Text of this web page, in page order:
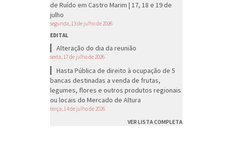
de Ruído em Castro Marim | 17, 18 e 19 de
julho
segunda, 13 de julho de 2026
EDITAL
Alteração do dia da reunião
sexta, 17 de julho de 2026
Hasta Pública de direito à ocupação de 5
bancas destinadas a venda de frutas,
legumes, flores e outros produtos regionais
ou locais do Mercado de Altura
terça, 14 de julho de 2026
VER LISTA COMPLETA